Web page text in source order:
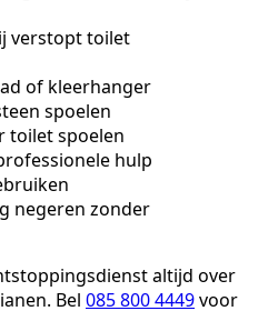
verstopt toilet
of kleerhanger
spoelen
toilet spoelen
hulp
negeren zonder
altijd over
Bel 085 800 4449voor